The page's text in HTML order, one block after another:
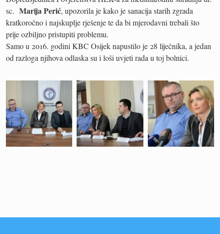
sc. Marija Perić, upozorila je kako je sanacija starih zgrada
kratkoročno i najskuplje rješenje te da bi mjerodavni trebali što
prije ozbiljno pristupiti problemu.
Samo u 2016. godini KBC Osijek napustilo je 28 liječnika, a jedan
od razloga njihova odlaska su i loši uvjeti rada u toj bolnici.